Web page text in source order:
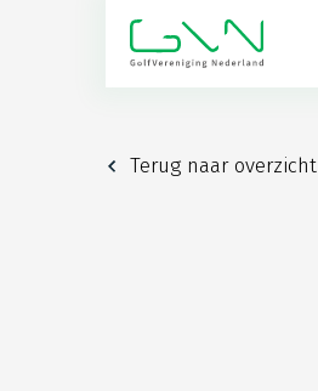
Terug naar overzicht